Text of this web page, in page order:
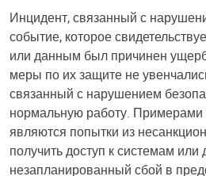
Инцидент, связанный с
событие, которое
или данным был причинен
меры по их защите не
связанный с нарушением
нормальную работу. Примерами
являются попытки из
получить доступ к системам
незапланированный сбой в